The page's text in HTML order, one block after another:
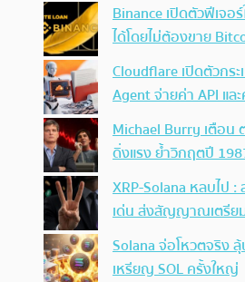
Binance เปิดตัวฟีเจอ
ได้โดยไม่ต้องขาย
Cloudflare เปิดตัวกร
Agent จ่ายค่า API แล
Michael Burry เตือน
ดิ่งแรง ย้ำวิกฤตปี
XRP-Solana หลบไป
เด่น ส่งสัญญาณเตรีย
Solana จ่อโหวตจริง
เหรียญ SOL ครั้งใหญ่